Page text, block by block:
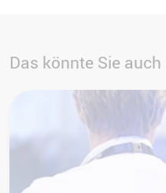
Das könnte Sie